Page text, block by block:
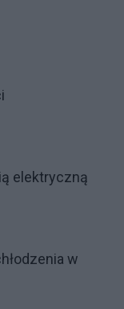
elektryczną
w